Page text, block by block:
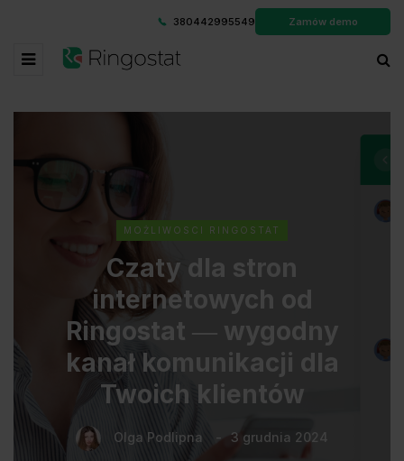
380442995549 Zamów demo
MOŻLIWOSCI RINGOSTAT
Czaty dla stron
internetowych od
Ringostat ― wygodny
kanał komunikacji dla
Twoich klientów
Olga Podlipna 3 grudnia 2024